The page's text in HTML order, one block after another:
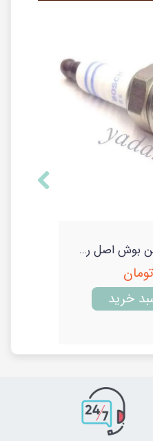
شمع موتور تک پلاتین بوش اصل روسی پایه استاندار جعبه سیتروئن (Bosch)
خرید